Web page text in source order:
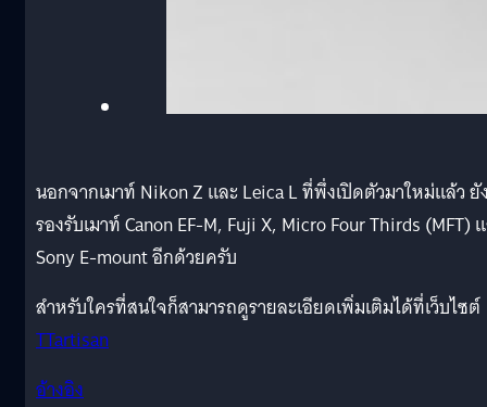
นอกจากเมาท์ Nikon Z และ Leica L ที่พึ่งเปิดตัวมาใหม่แล้ว ยั
รองรับเมาท์ Canon EF-M, Fuji X, Micro Four Thirds (MFT)
Sony E-mount อีกด้วยครับ
สำหรับใครที่สนใจก็สามารถดูรายละเอียดเพิ่มเติมได้ที่เว็บไซต์
TTartisan
อ้างอิง